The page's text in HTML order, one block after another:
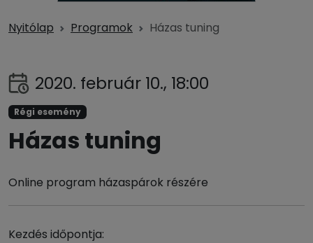
Nyitólap Programok Házas tuning
2020. február 10., 18:00
Régi esemény
Házas tuning
Online program házaspárok részére
Kezdés időpontja: